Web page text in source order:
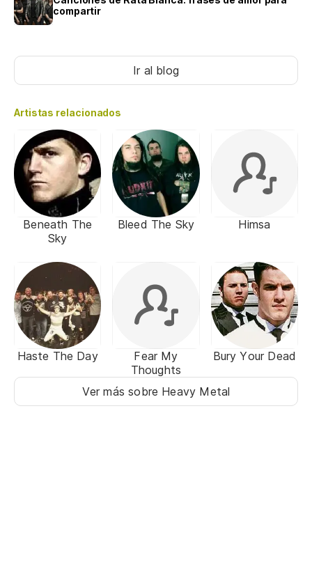
compartir
Ir al blog
Artistas relacionados
Beneath The
Sky
Bleed The Sky Himsa
Haste The Day
Fear My
Thoughts
Bury Your Dead
Ver más sobre Heavy Metal